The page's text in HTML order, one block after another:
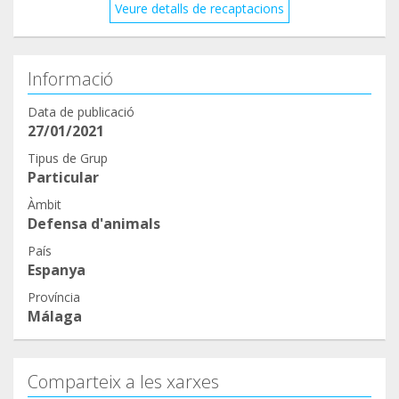
Veure detalls de recaptacions
Informació
Data de publicació
27/01/2021
Tipus de Grup
Particular
Àmbit
Defensa d'animals
País
Espanya
Província
Málaga
Comparteix a les xarxes